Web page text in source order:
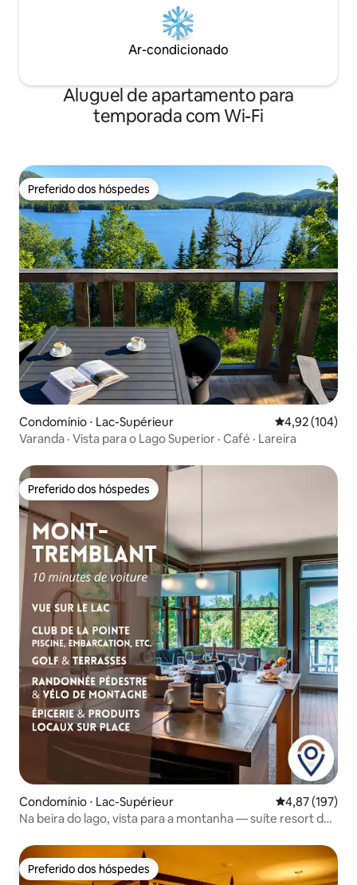
Ar-condicionado
Aluguel de apartamento para
temporada com Wi-Fi
Preferido dos hóspedes
Preferido dos hóspedes
Condomínio ⋅ Lac-Supérieur 4,92 de uma
4,92 (104)
Varanda · Vista para o Lago Superior · Café · Lareira
Preferido dos hóspedes
Preferido dos hóspedes
Condomínio ⋅ Lac-Supérieur 4,87 de uma
4,87 (197)
Na beira do lago, vista para a montanha — suíte resort de
Preferido dos hóspedes
Preferido dos hóspedes